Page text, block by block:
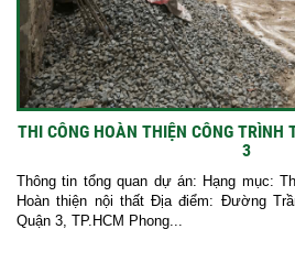
THI CÔNG HOÀN THIỆN CÔNG TRÌNH
3
Thông tin tổng quan dự án: Hạng mục:
Hoàn thiện nội thất Địa điểm: Đường
Quận 3, TP.HCM Phong...